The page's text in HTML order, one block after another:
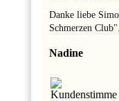
Danke liebe
Schmerzen
Nadine